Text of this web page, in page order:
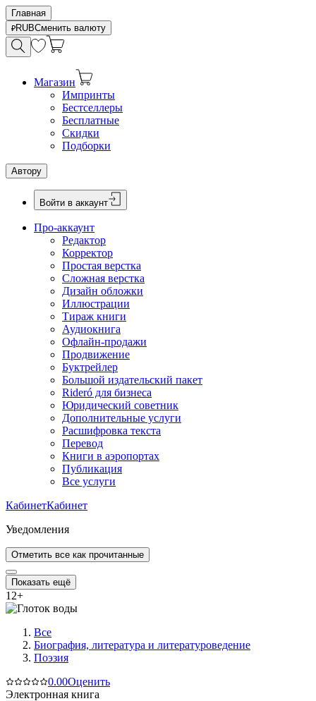
Главная
RUBСменить валюту
Магазин
Импринты
Бестселлеры
Бесплатные
Скидки
Подборки
Автору
Войти в аккаунт
Про-аккаунт
Редактор
Корректор
Простая верстка
Сложная верстка
Дизайн обложки
Иллюстрации
Тираж книги
Аудиокнига
Офлайн-продажи
Продвижение
Буктрейлер
Большой издательский пакет
Rideró для бизнеса
Юридический советник
Дополнительные услуги
Расшифровка текста
Перевод
Книги в аэропортах
Публикация
Все услуги
КабинетКабинет
Уведомления
Отметить все как прочитанные
Показать ещё
12+
Все
Биография, литература и литературоведение
Поэзия
0.00Оценить
Электронная книга